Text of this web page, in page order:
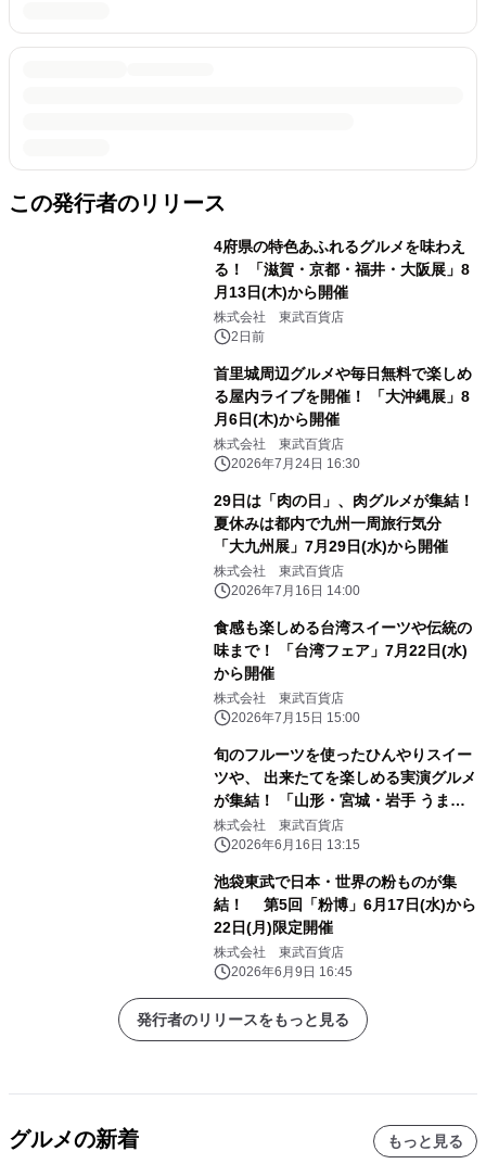
この発行者のリリース
4府県の特色あふれるグルメを味わえ
る！ 「滋賀・京都・福井・大阪展」8
月13日(木)から開催
株式会社 東武百貨店
2日前
首里城周辺グルメや毎日無料で楽しめ
る屋内ライブを開催！ 「大沖縄展」8
月6日(木)から開催
株式会社 東武百貨店
2026年7月24日 16:30
29日は「肉の日」、肉グルメが集結！
夏休みは都内で九州一周旅行気分
「大九州展」7月29日(水)から開催
株式会社 東武百貨店
2026年7月16日 14:00
食感も楽しめる台湾スイーツや伝統の
味まで！ 「台湾フェア」7月22日(水)
から開催
株式会社 東武百貨店
2026年7月15日 15:00
旬のフルーツを使ったひんやりスイー
ツや、 出来たてを楽しめる実演グルメ
が集結！ 「山形・宮城・岩手 うまい
ものめぐり」6月24日(水)から開催
株式会社 東武百貨店
2026年6月16日 13:15
池袋東武で日本・世界の粉ものが集
結！ 第5回「粉博」6月17日(水)から
22日(月)限定開催
株式会社 東武百貨店
2026年6月9日 16:45
発行者のリリースをもっと見る
グルメの新着 もっと見る